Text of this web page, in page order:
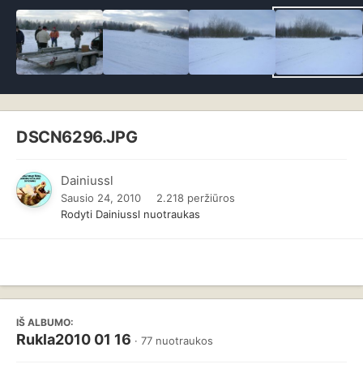
DSCN6296.JPG
Dainiussl
Sausio 24, 2010
2.218 peržiūros
Rodyti Dainiussl nuotraukas
IŠ ALBUMO:
Rukla2010 01 16 · 77 nuotraukos